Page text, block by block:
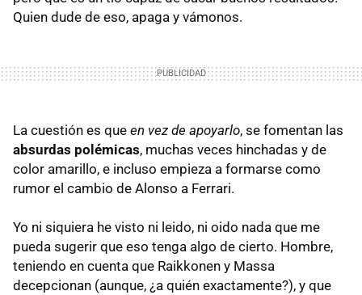
Quien dude de eso, apaga y vámonos.
La cuestión es que en vez de apoyarlo, se fomentan las
absurdas polémicas, muchas veces hinchadas y de
color amarillo, e incluso empieza a formarse como
rumor el cambio de Alonso a Ferrari.
Yo ni siquiera he visto ni leido, ni oido nada que me
pueda sugerir que eso tenga algo de cierto. Hombre,
teniendo en cuenta que Raikkonen y Massa
decepcionan (aunque, ¿a quién exactamente?), y que